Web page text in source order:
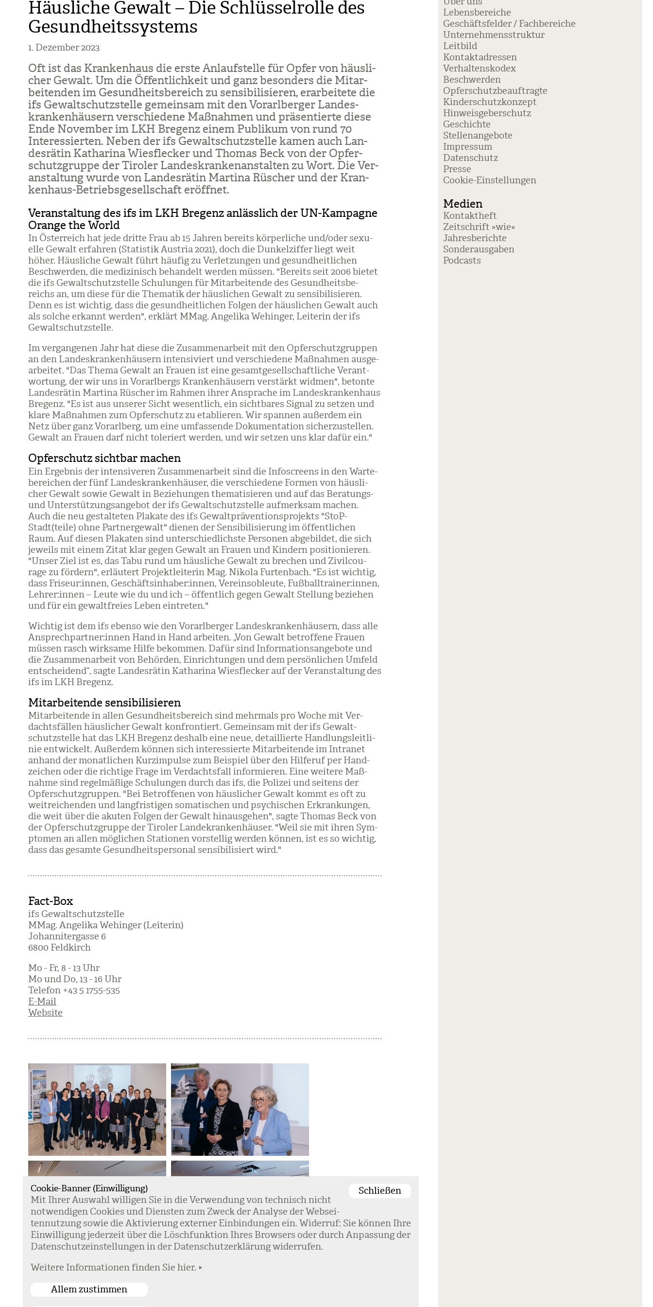
Schließen
Cookie-Banner (Einwilligung)
Mit Ihrer Aus­wahl wil­li­gen Sie in die Ver­wen­dung von tech­nisch nicht
not­wen­di­gen Coo­kies und Diens­ten zum Zweck der Ana­lyse der Web­sei­
ten­nut­zung sowie die Akti­vie­rung exter­ner Ein­bin­dun­gen ein. Wider­ruf: Sie kön­nen Ihre
Ein­wil­li­gung jeder­zeit über die Lösch­funk­tion Ihres Brow­sers oder durch Anpas­sung der
Daten­schutz­ein­stel­lun­gen in der Daten­schutz­er­klä­rung wider­ru­fen.
Weitere Informationen finden Sie hier.
Häusliche Gewalt – Die Schlüsselrolle des
Gesundheitssystems
1. Dezember 2023
Oft ist das Kran­ken­haus die erste Anlauf­stelle für Opfer von häus­li­
cher Gewalt. Um die Öffent­lich­keit und ganz beson­ders die Mit­ar­
bei­ten­den im Gesund­heits­be­reich zu sen­si­bi­li­sie­ren, erar­bei­tete die
ifs Gewalt­schutz­stelle gemein­sam mit den Vor­arl­ber­ger Lan­des­
kran­ken­häu­sern ver­schie­dene Maß­nah­men und prä­sen­tierte diese
Ende Novem­ber im LKH Bre­genz einem Publi­kum von rund 70
Inter­es­sier­ten. Neben der ifs Gewalt­schutz­stelle kamen auch Lan­
des­rä­tin Katha­rina Wies­fle­cker und Tho­mas Beck von der Opfer­
schutz­gruppe der Tiro­ler Lan­des­kran­ken­an­stal­ten zu Wort. Die Ver­
an­stal­tung wurde von Lan­des­rä­tin Mar­tina Rüscher und der Kran­
ken­haus-Betriebs­ge­sell­schaft eröff­net.
Veranstaltung des ifs im LKH Bregenz anlässlich der UN-Kampagne
Orange the World
In Öster­reich hat jede dritte Frau ab 15 Jah­ren bereits kör­per­li­che und/​oder sexu­
elle Gewalt erfah­ren (Sta­tis­tik Aus­tria 2021), doch die Dun­kel­zif­fer liegt weit
höher. Häus­li­che Gewalt führt häu­fig zu Ver­let­zun­gen und gesund­heit­li­chen
Beschwer­den, die medi­zi­nisch behan­delt wer­den müs­sen. "Bereits seit 2006 bie­tet
die ifs Gewalt­schutz­stelle Schu­lun­gen für Mit­ar­bei­tende des Gesund­heits­be­
reichs an, um diese für die The­ma­tik der häus­li­chen Gewalt zu sen­si­bi­li­sie­ren.
Denn es ist wich­tig, dass die gesund­heit­li­chen Fol­gen der häus­li­chen Gewalt auch
als sol­che erkannt wer­den", erklärt MMag. Ange­lika Wehin­ger, Lei­te­rin der ifs
Gewalt­schutz­stelle.
Im ver­gan­ge­nen Jahr hat diese die Zusam­men­ar­beit mit den Opfer­schutz­grup­pen
an den Lan­des­kran­ken­häu­sern inten­si­viert und ver­schie­dene Maß­nah­men aus­ge­
ar­bei­tet. "Das Thema Gewalt an Frauen ist eine gesamt­ge­sell­schaft­li­che Ver­ant­
wor­tung, der wir uns in Vor­arl­bergs Kran­ken­häu­sern ver­stärkt wid­men", betonte
Lan­des­rä­tin Mar­tina Rüscher im Rah­men ihrer Anspra­che im Lan­des­kran­ken­haus
Bre­genz. "Es ist aus unse­rer Sicht wesent­lich, ein sicht­ba­res Signal zu set­zen und
klare Maß­nah­men zum Opfer­schutz zu eta­blie­ren. Wir span­nen außer­dem ein
Netz über ganz Vor­arl­berg, um eine umfas­sende Doku­men­ta­tion sicher­zu­stel­len.
Gewalt an Frauen darf nicht tole­riert wer­den, und wir set­zen uns klar dafür ein."
Opferschutz sichtbar machen
Ein Ergeb­nis der inten­si­ve­ren Zusam­men­ar­beit sind die Info­screens in den War­te­
be­rei­chen der fünf Lan­des­kran­ken­häu­ser, die ver­schie­dene For­men von häus­li­
cher Gewalt sowie Gewalt in Bezie­hun­gen the­ma­ti­sie­ren und auf das Bera­tungs-
und Unter­stüt­zungs­an­ge­bot der ifs Gewalt­schutz­stelle auf­merk­sam machen.
Auch die neu gestal­te­ten Pla­kate des ifs Gewalt­prä­ven­ti­ons­pro­jekts "StoP-
Stadt(teile) ohne Part­ner­ge­walt" die­nen der Sen­si­bi­li­sie­rung im öffent­li­chen
Raum. Auf die­sen Pla­ka­ten sind unter­schied­lichste Per­so­nen abge­bil­det, die sich
jeweils mit einem Zitat klar gegen Gewalt an Frauen und Kin­dern posi­tio­nie­ren.
"Unser Ziel ist es, das Tabu rund um häus­li­che Gewalt zu bre­chen und Zivil­cou­
rage zu för­dern", erläu­tert Pro­jekt­lei­te­rin Mag. Nikola Fur­ten­bach. "Es ist wich­tig,
dass Fri­seur:innen, Geschäfts­in­ha­ber:innen, Ver­eins­ob­leute, Fuß­ball­trai­ner:innen,
Leh­rer:innen – Leute wie du und ich – öffent­lich gegen Gewalt Stel­lung bezie­hen
und für ein gewalt­freies Leben ein­tre­ten."
Wich­tig ist dem ifs ebenso wie den Vor­arl­ber­ger Lan­des­kran­ken­häu­sern, dass alle
Ansprech­part­ner:innen Hand in Hand arbei­ten. „Von Gewalt betrof­fene Frauen
müs­sen rasch wirk­same Hilfe bekom­men. Dafür sind Infor­ma­ti­ons­an­ge­bote und
die Zusam­men­ar­beit von Behör­den, Ein­rich­tun­gen und dem per­sön­li­chen Umfeld
ent­schei­dend“, sagte Lan­des­rä­tin Katha­rina Wies­fle­cker auf der Ver­an­stal­tung des
ifs im LKH Bre­genz.
Mitarbeitende sensibilisieren
Mit­ar­bei­tende in allen Gesund­heits­be­reich sind mehr­mals pro Woche mit Ver­
dachts­fäl­len häus­li­cher Gewalt kon­fron­tiert. Gemein­sam mit der ifs Gewalt­
schutz­stelle hat das LKH Bre­genz des­halb eine neue, detail­lierte Hand­lungs­leit­li­
nie ent­wi­ckelt. Außer­dem kön­nen sich inter­es­sierte Mit­ar­bei­tende im Intra­net
anhand der monat­li­chen Kurz­im­pulse zum Bei­spiel über den Hil­fe­ruf per Hand­
zei­chen oder die rich­tige Frage im Ver­dachts­fall infor­mie­ren. Eine wei­tere Maß­
nahme sind regel­mä­ßige Schu­lun­gen durch das ifs, die Poli­zei und sei­tens der
Opfer­schutz­grup­pen. "Bei Betrof­fe­nen von häus­li­cher Gewalt kommt es oft zu
weit­rei­chen­den und lang­fris­ti­gen soma­ti­schen und psy­chi­schen Erkran­kun­gen,
die weit über die aku­ten Fol­gen der Gewalt hin­aus­ge­hen", sagte Tho­mas Beck von
der Opfer­schutz­gruppe der Tiro­ler Lan­de­kran­ken­häu­ser. "Weil sie mit ihren Sym­
pto­men an allen mög­li­chen Sta­tio­nen vor­stel­lig wer­den kön­nen, ist es so wich­tig,
dass das gesamte Gesund­heits­per­so­nal sen­si­bi­li­siert wird."
Fact-Box
ifs Gewalt­schutz­stelle
MMag. Ange­lika Wehin­ger (Lei­te­rin)
Johan­ni­ter­gasse 6
6800 Feld­kirch
Mo - Fr, 8 - 13 Uhr
Mo und Do, 13 - 16 Uhr
Tele­fon +43 5 1755-535
E-Mail
Website
Lebensbereiche
Geschäftsfelder / Fachbereiche
Unternehmensstruktur
Leitbild
Kontaktadressen
Verhaltenskodex
Beschwerden
Opferschutzbeauftragte
Kinderschutzkonzept
Hinweisgeberschutz
Geschichte
Stellenangebote
Impressum
Datenschutz
Presse
Coo­kie-Ein­stel­lun­gen
Medien
Kontaktheft
Zeitschrift »wie«
Jahresberichte
Sonderausgaben
Podcasts